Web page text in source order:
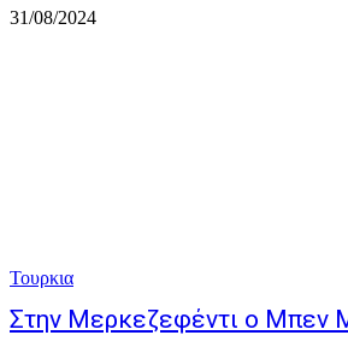
31/08/2024
Τουρκια
Στην Μερκεζεφέντι ο Μπεν